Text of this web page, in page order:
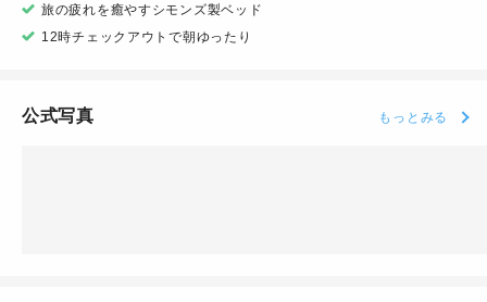
旅の疲れを癒やすシモンズ製ベッド
12時チェックアウトで朝ゆったり
公式写真 もっとみる